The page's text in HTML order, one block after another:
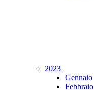
2023
Gennaio
Febbraio